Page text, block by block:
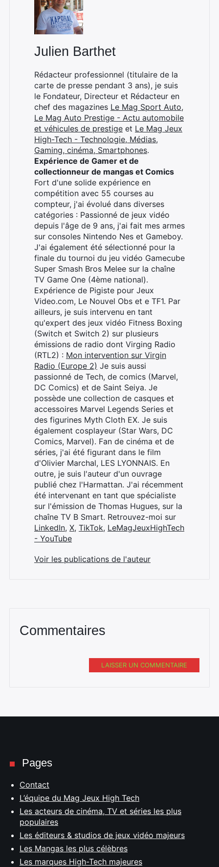
Julien Barthet
Rédacteur professionnel (titulaire de la
carte de presse pendant 3 ans), je suis
le Fondateur, Directeur et Rédacteur en
chef des magazines Le Mag Sport Auto,
Le Mag Auto Prestige - Actu automobile
et véhicules de prestige et Le Mag Jeux
High-Tech - Technologie, Médias,
Gaming, cinéma, Smartphones.
Expérience de Gamer et de
collectionneur de mangas et Comics
Fort d'une solide expérience en
compétition avec 55 courses au
compteur, j'ai évolué dans diverses
catégories : Passionné de jeux vidéo
depuis l'âge de 9 ans, j'ai fait mes armes
sur consoles Nintendo Nes et Gameboy.
J'ai également été sélectionné pour la
finale du tournoi du jeu vidéo Gamecube
Super Smash Bros Melee sur la chaîne
TV Game One (4ème national).
Expérience de Pigiste pour Jeux
Video.com, Le Nouvel Obs et e TF1. Par
ailleurs, je suis intervenu en tant
qu'expert des jeux vidéo Fitness Boxing
(Switch et Switch 2) sur plusieurs
émissions de radio dont Virging Radio
(RTL2) : Mon intervention sur Virgin
Radio (Europe 2) Je suis aussi
passionné de Tech, de comics (Marvel,
DC Comics) et de Saint Seiya. Je
possède une collection de casques et
accessoires Marvel Legends Series et
des figurines Myth Cloth EX. Je suis
également cosplayeur (Star Wars, DC
Comics, Marvel). Fan de cinéma et de
séries, j'ai été figurant dans le film
d'Olivier Marchal, LES LYONNAIS. En
outre, je suis l'auteur d'un ouvrage
publié chez l'Harmattan. J'ai récemment
été intervenant en tant que spécialiste
sur l'émission de Thomas Hugues, sur la
chaîne TV B Smart. Retrouvez-moi sur
LinkedIn, X, TikTok, LeMagJeuxHighTech
- YouTube
Voir les publications de l'auteur
Commentaires
LAISSER UN COMMENTAIRE
Pages
Contact
L’équipe du Mag Jeux High Tech
Les acteurs de cinéma, TV et séries les plus
populaires
Les éditeurs & studios de jeux vidéo majeurs
Les Mangas les plus célèbres
Les marques High-Tech majeures
Rechercher